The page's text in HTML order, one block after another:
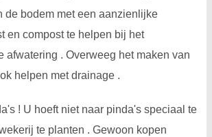
de bodem met een aanzienlijke
en compost te helpen bij het
afwatering . Overweeg het maken van
helpen met drainage .
! U hoeft niet naar pinda's speciaal te
te planten . Gewoon kopen